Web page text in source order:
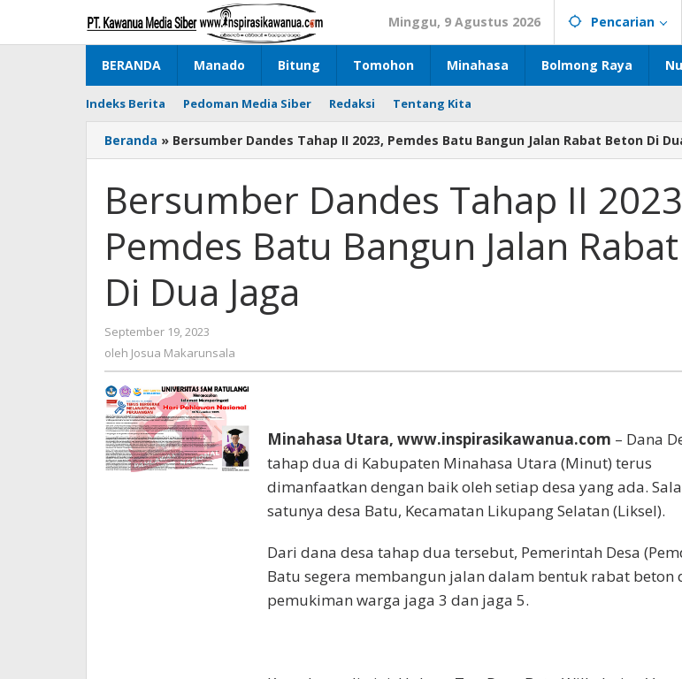
konten
Minggu, 9 Agustus 2026 Pencarian
BERANDA Manado Bitung Tomohon Minahasa Bolmong Raya
Indeks Berita Pedoman Media Siber Redaksi Tentang Kita
Beranda » Bersumber Dandes Tahap II 2023, Pemdes Batu Bangun Jalan Rabat Beton Di
Bersumber Dandes Tahap II
Pemdes Batu Bangun Jalan
Di Dua Jaga
September 19, 2023
Josua
oleh Josua Makarunsala
Minahasa Utara, www.inspirasikawanua.com – Dana
tahap dua di Kabupaten Minahasa Utara (Minut) terus
dimanfaatkan dengan baik oleh setiap desa yang ada.
satunya desa Batu, Kecamatan Likupang Selatan (Liksel).
Dari dana desa tahap dua tersebut, Pemerintah Desa
Batu segera membangun jalan dalam bentuk rabat beton
pemukiman warga jaga 3 dan jaga 5.